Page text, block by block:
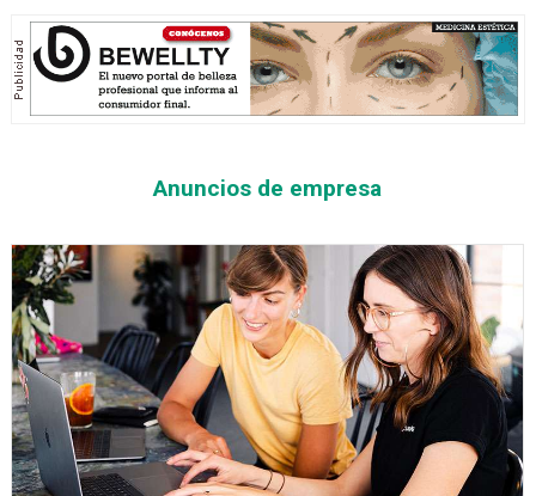
Anuncios de empresa